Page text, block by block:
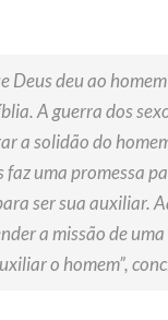
Deus deu ao
A guerra dos
a solidão do
faz uma promessa
ser sua auxiliar.
a missão de
o homem”,